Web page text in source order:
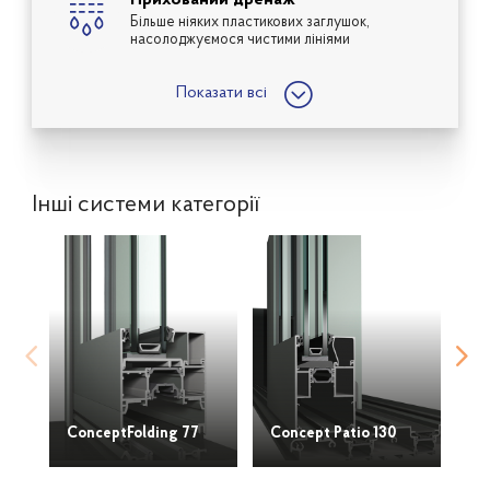
Більше ніяких пластикових заглушок,
насолоджуємося чистими лініями
Показати всі ;
Інші системи категорії
ConceptFolding 77 Concept Patio 130